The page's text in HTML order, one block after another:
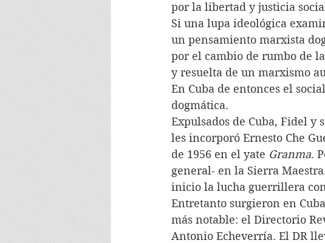
por la libertad y justicia
Si una lupa ideológica
un pensamiento marxista
por el cambio de rumbo de
y resuelta de un marxismo
En Cuba de entonces el
dogmática.
Expulsados de Cuba, Fidel y
les incorporó Ernesto Che
de 1956 en el yate Granma.
general- en la Sierra
inicio la lucha guerrillera
Entretanto surgieron en
más notable: el Directorio
Antonio Echeverría. El DR